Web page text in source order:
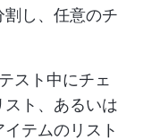
し、任意のチ
スト中にチェ
スト、あるいは
テムのリスト